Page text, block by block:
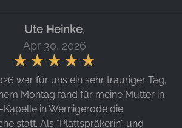
Ute Heinke,
Apr 30, 2026
war für uns ein sehr trauriger Tag,
Montag fand für meine Mutter in
in Wernigerode die
statt. Als "Plattspräkerin" und